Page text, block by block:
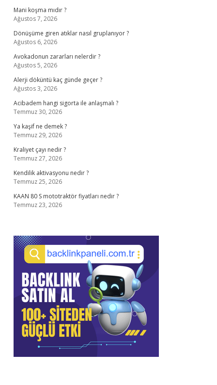
Mani koşma mıdır ?
Ağustos 7, 2026
Dönüşüme giren atıklar nasıl gruplanıyor ?
Ağustos 6, 2026
Avokadonun zararları nelerdir ?
Ağustos 5, 2026
Alerji döküntü kaç günde geçer ?
Ağustos 3, 2026
Acibadem hangi sigorta ile anlaşmalı ?
Temmuz 30, 2026
Ya kaşif ne demek ?
Temmuz 29, 2026
Kraliyet çayı nedir ?
Temmuz 27, 2026
Kendilik aktivasyonu nedir ?
Temmuz 25, 2026
KAAN 80 S mototraktör fiyatları nedir ?
Temmuz 23, 2026